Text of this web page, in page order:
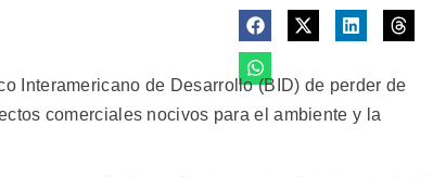
Interamericano de Desarrollo (BID) de perder de
comerciales nocivos para el ambiente y la